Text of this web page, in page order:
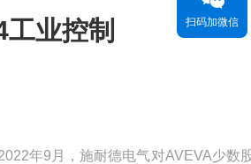
业控制
年9月，施耐德电气对AVEVA少数
扫码加微信